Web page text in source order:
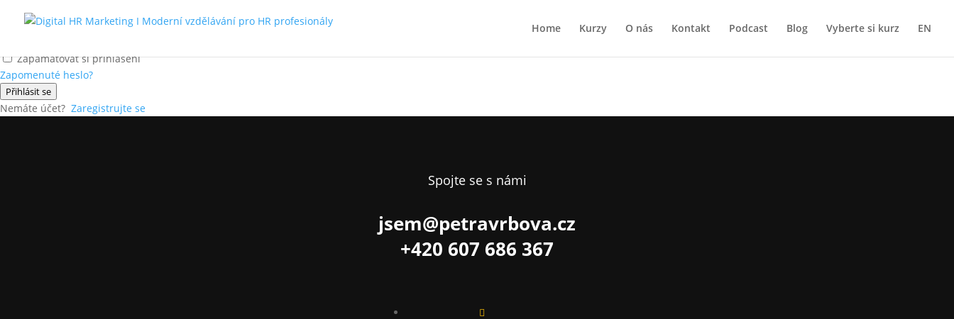
Home Kurzy O nás Kontakt Podcast Blog Vyberte si kurz EN
Zapamatovat si přihlášení
Zapomenuté heslo?
Přihlásit se
Nemáte účet? Zaregistrujte se
Spojte se s námi
jsem@petravrbova.cz
+420 607 686 367
